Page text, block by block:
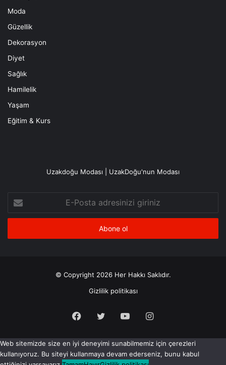
Moda
Güzellik
Dekorasyon
Diyet
Sağlık
Hamilelik
Yaşam
Eğitim & Kurs
Uzakdoğu Modası | UzakDoğu'nun Modası
Posta
adresinizi
© Copyright 2026 Her Hakkı Saklıdır.
Gizlilik politikası
Facebook
X YouTubeInstagram
Web sitemizde size en iyi deneyimi sunabilmemiz için çerezleri
kullanıyoruz. Bu siteyi kullanmaya devam ederseniz, bunu kabul